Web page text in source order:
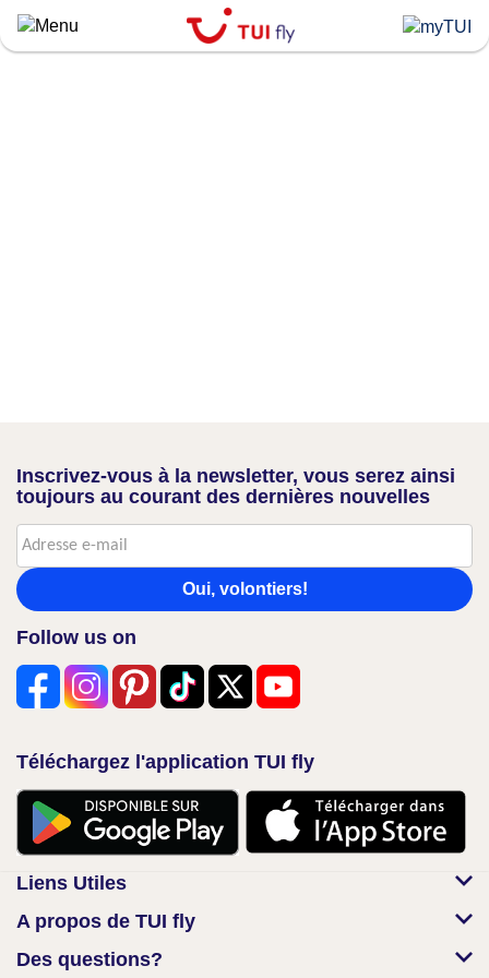
Skip
to
Inscrivez-vous à la newsletter, vous serez ainsi
toujours au courant des dernières nouvelles
Oui, volontiers!
Follow us on
Téléchargez l'application TUI fly
Liens Utiles
A propos de TUI fly
Des questions?